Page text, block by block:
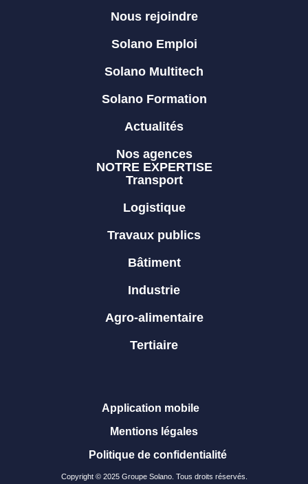
Nous rejoindre
Solano Emploi
Solano Multitech
Solano Formation
Actualités
Nos agences
NOTRE EXPERTISE
Transport
Logistique
Travaux publics
Bâtiment
Industrie
Agro-alimentaire
Tertiaire
Copyright © 2025 Groupe Solano. Tous droits réservés.
Application mobile
Mentions légales
Politique de confidentialité